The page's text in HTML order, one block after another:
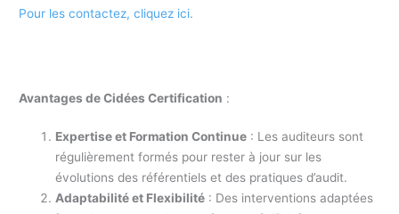
Pour les contactez, cliquez ici.
Avantages de Cidées Certification :
Expertise et Formation Continue : Les auditeurs sont
régulièrement formés pour rester à jour sur les
évolutions des référentiels et des pratiques d’audit.
Adaptabilité et Flexibilité : Des interventions adaptées